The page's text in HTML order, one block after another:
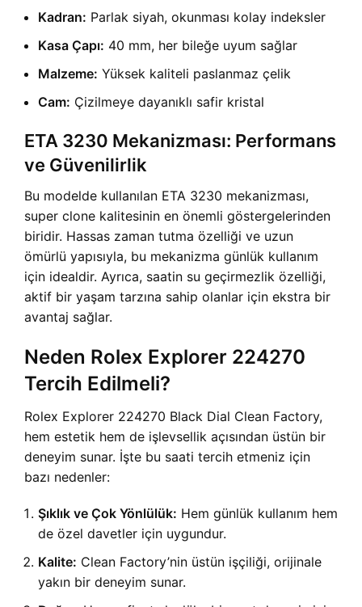
Kadran: Parlak siyah, okunması kolay indeksler
Kasa Çapı: 40 mm, her bileğe uyum sağlar
Malzeme: Yüksek kaliteli paslanmaz çelik
Cam: Çizilmeye dayanıklı safir kristal
ETA 3230 Mekanizması: Performans
ve Güvenilirlik
Bu modelde kullanılan ETA 3230 mekanizması,
super clone kalitesinin en önemli göstergelerinden
biridir. Hassas zaman tutma özelliği ve uzun
ömürlü yapısıyla, bu mekanizma günlük kullanım
için idealdir. Ayrıca, saatin su geçirmezlik özelliği,
aktif bir yaşam tarzına sahip olanlar için ekstra bir
avantaj sağlar.
Neden Rolex Explorer 224270
Tercih Edilmeli?
Rolex Explorer 224270 Black Dial Clean Factory,
hem estetik hem de işlevsellik açısından üstün bir
deneyim sunar. İşte bu saati tercih etmeniz için
bazı nedenler:
Şıklık ve Çok Yönlülük: Hem günlük kullanım hem
de özel davetler için uygundur.
Kalite: Clean Factory’nin üstün işçiliği, orijinale
yakın bir deneyim sunar.